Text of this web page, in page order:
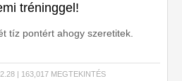
tréninggel!
tíz pontért ahogy szeretitek.
| 163,017 MEGTEKINTÉS